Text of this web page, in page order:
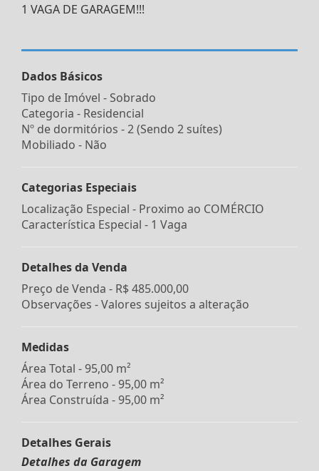
1 VAGA DE GARAGEM!!!
Dados Básicos
Tipo de Imóvel - Sobrado
Categoria - Residencial
Nº de dormitórios - 2 (Sendo 2 suítes)
Mobiliado - Não
Categorias Especiais
Localização Especial - Proximo ao COMÉRCIO
Característica Especial - 1 Vaga
Detalhes da Venda
Preço de Venda - R$ 485.000,00
Observações - Valores sujeitos a alteração
Medidas
Área Total - 95,00 m²
Área do Terreno - 95,00 m²
Área Construída - 95,00 m²
Detalhes Gerais
Detalhes da Garagem